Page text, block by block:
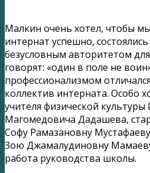
Малкин очень хотел, чтобы
интернат успешно,
безусловным авторитетом
говорят: «один в поле не
профессионализмом
коллектив интерната. Особо
учителя физической
Магомедовича Дадашева,
Софу Рамазановну
Зою Джамалудиновну
работа руководства школы.